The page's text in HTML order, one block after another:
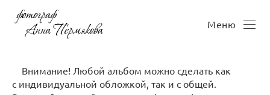
Меню
Внимание! Любой альбом можно сделать как
с индивидуальной обложкой, так и с общей.